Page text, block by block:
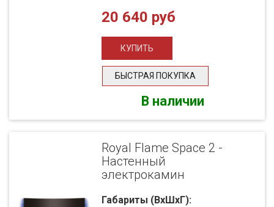
20 640 руб
БЫСТРАЯ ПОКУПКА
В наличии
Royal Flame Space 2 -
Настенный
электрокамин
Габариты (ВхШхГ):